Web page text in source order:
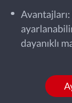
dayanıklı